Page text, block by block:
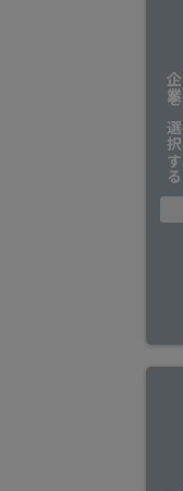
企業を選択する